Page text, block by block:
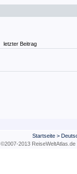
letzter Beitrag
Startseite >
©2007-2013